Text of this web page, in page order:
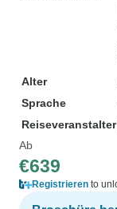
Alter
Sprache
Reiseveranstalter
Ab
€639
Registrieren to